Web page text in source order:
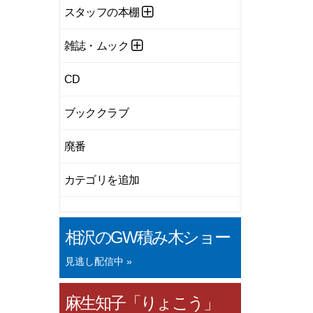
スタッフの本棚
雑誌・ムック
CD
ブッククラブ
廃番
カテゴリを追加
相沢のGW積み木ショー
見逃し配信中 »
麻生知子「りょこう」